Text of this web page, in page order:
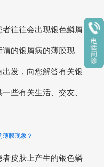
往往会出现银色鳞屑
谓的银屑病的薄膜现
发，向您解答有关银
些有关生活、交友、
薄膜现象？
皮肤上产生的银色鳞